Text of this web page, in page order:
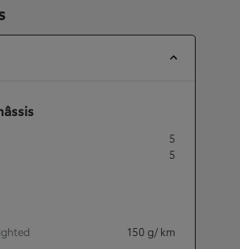
5
5
150 g/ km